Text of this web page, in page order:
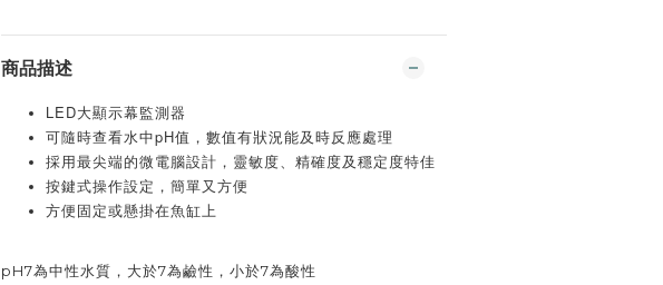
商品描述
LED大顯示幕監測器
可隨時查看水中pH值，數值有狀況能及時反應處理
採用最尖端的微電腦設計，靈敏度、精確度及穩定度特佳
按鍵式操作設定，簡單又方便
方便固定或懸掛在魚缸上
pH7為中性水質，大於7為鹼性，小於7為酸性